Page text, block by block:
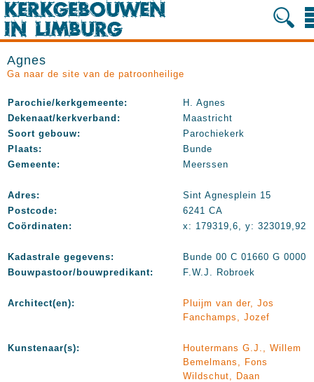
Agnes
Ga naar de site van de patroonheilige
Parochie/kerkgemeente:
H. Agnes
Dekenaat/kerkverband:
Maastricht
Soort gebouw:
Parochiekerk
Plaats:
Bunde
Gemeente:
Meerssen
Adres:
Sint Agnesplein 15
Postcode:
6241 CA
Coördinaten:
x: 179319,6, y: 323019,92
Kadastrale gegevens:
Bunde 00 C 01660 G 0000
Bouwpastoor/bouwpredikant:
F.W.J. Robroek
Architect(en):
Pluijm van der, Jos
Fanchamps, Jozef
Kunstenaar(s):
Houtermans G.J., Willem
Bemelmans, Fons
Wildschut, Daan